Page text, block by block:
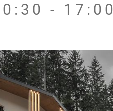
- 17:00